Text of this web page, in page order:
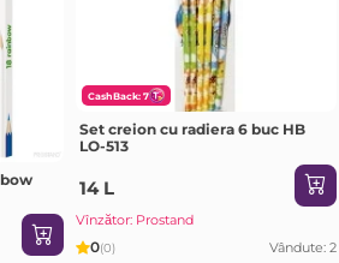
CashBack: 7
Set creion cu radiera 6 buc HB
LO-513
14 L
Vînzător: Prostand
0(0) Vândute: 2